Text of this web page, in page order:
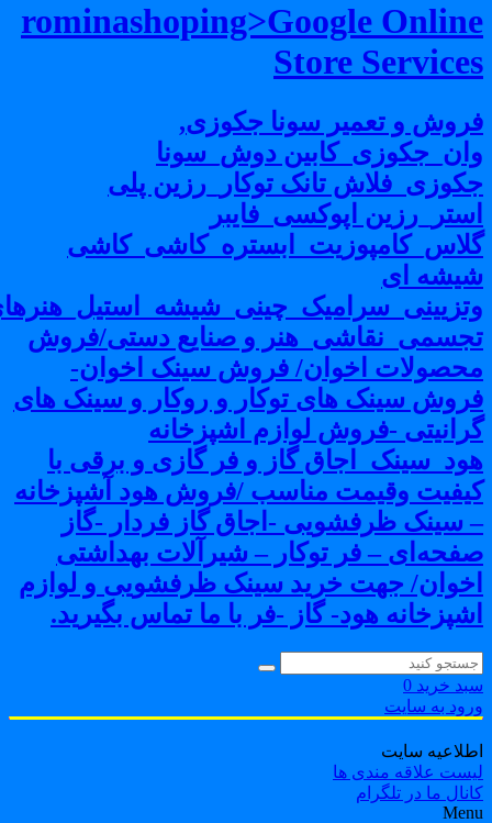
rominashoping>Google
Store
و تعمیر سونا جکوزی,
دوش_سونا
تانک توکار_رزین پلی
اپوکسی_فایبر
ای
و صنایع دستی/فروش
اخوان/ فروش سینک اخوان-
سینک های توکار و روکار و سینک های
-فروش لوازم اشپزخانه
گاز و فر گازی و برقی با
وقیمت مناسب /فروش هود آشپزخانه
سینک ظرفشویی -اجاق گاز فردار -گاز
– فر توکار – شیرآلات بهداشتی
جهت خرید سینک ظرفشویی و لوازم
هود- گاز -فر با ما تماس بگیرید.
خرید 0
به سایت
سایت
علاقه مندی ها
ما در تلگرام